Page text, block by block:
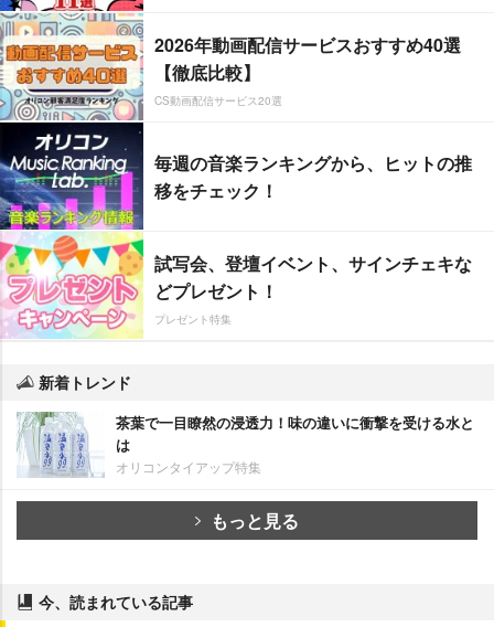
2026年動画配信サービスおすすめ40選
【徹底比較】
CS動画配信サービス20選
毎週の音楽ランキングから、ヒットの推
移をチェック！
試写会、登壇イベント、サインチェキな
どプレゼント！
プレゼント特集
新着トレンド
茶葉で一目瞭然の浸透力！味の違いに衝撃を受ける水と
は
オリコンタイアップ特集
もっと見る
今、読まれている記事